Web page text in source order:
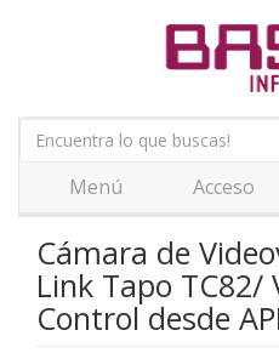
Menú Acceso
Cámara de
Link Tapo
Control desde